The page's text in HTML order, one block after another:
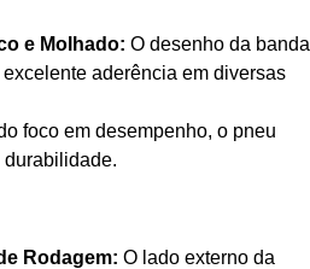
e Molhado: O desenho da banda
aderência em diversas
foco em desempenho, o pneu
durabilidade.
Rodagem: O lado externo da